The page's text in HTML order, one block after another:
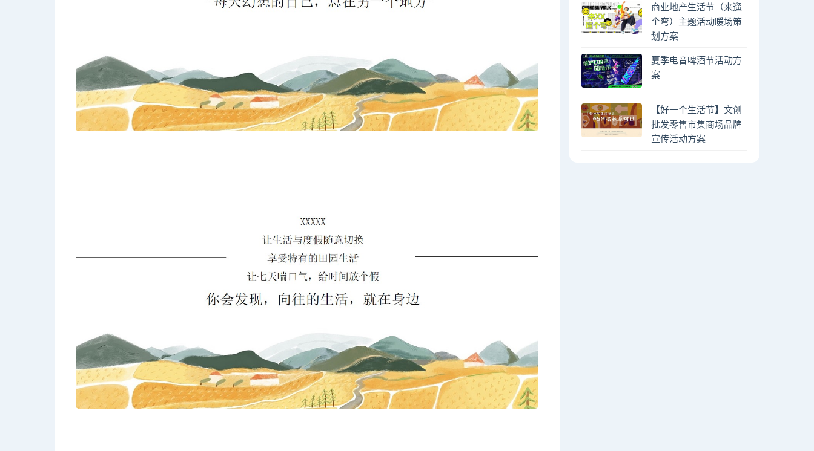
商业地产生活节（来遛
个弯）主题活动暖场策
划方案
夏季电音啤酒节活动方
案
【好一个生活节】文创
批发零售市集商场品牌
宣传活动方案